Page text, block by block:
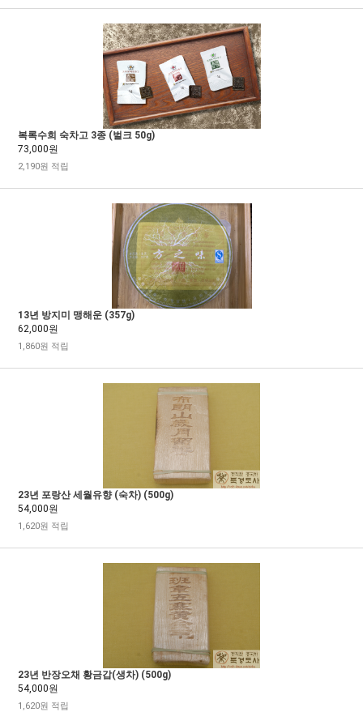
복록수희 숙차고 3종 (벌크 50g)
73,000원
2,190원 적립
13년 방지미 맹해운 (357g)
62,000원
1,860원 적립
23년 포랑산 세월유향 (숙차) (500g)
54,000원
1,620원 적립
23년 반장오채 황금갑(생차) (500g)
54,000원
1,620원 적립